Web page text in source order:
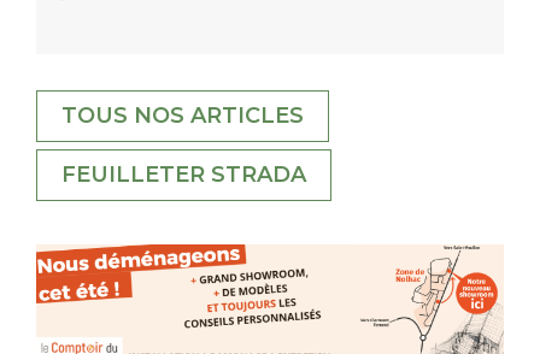
TOUS NOS ARTICLES
FEUILLETER STRADA